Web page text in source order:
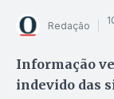
Redação
Informação
indevido das